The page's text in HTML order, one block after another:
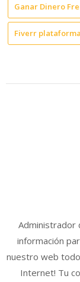
Ganar Dinero
Fiverr plataforma
Administrador
información
nuestro web
Internet! Tu